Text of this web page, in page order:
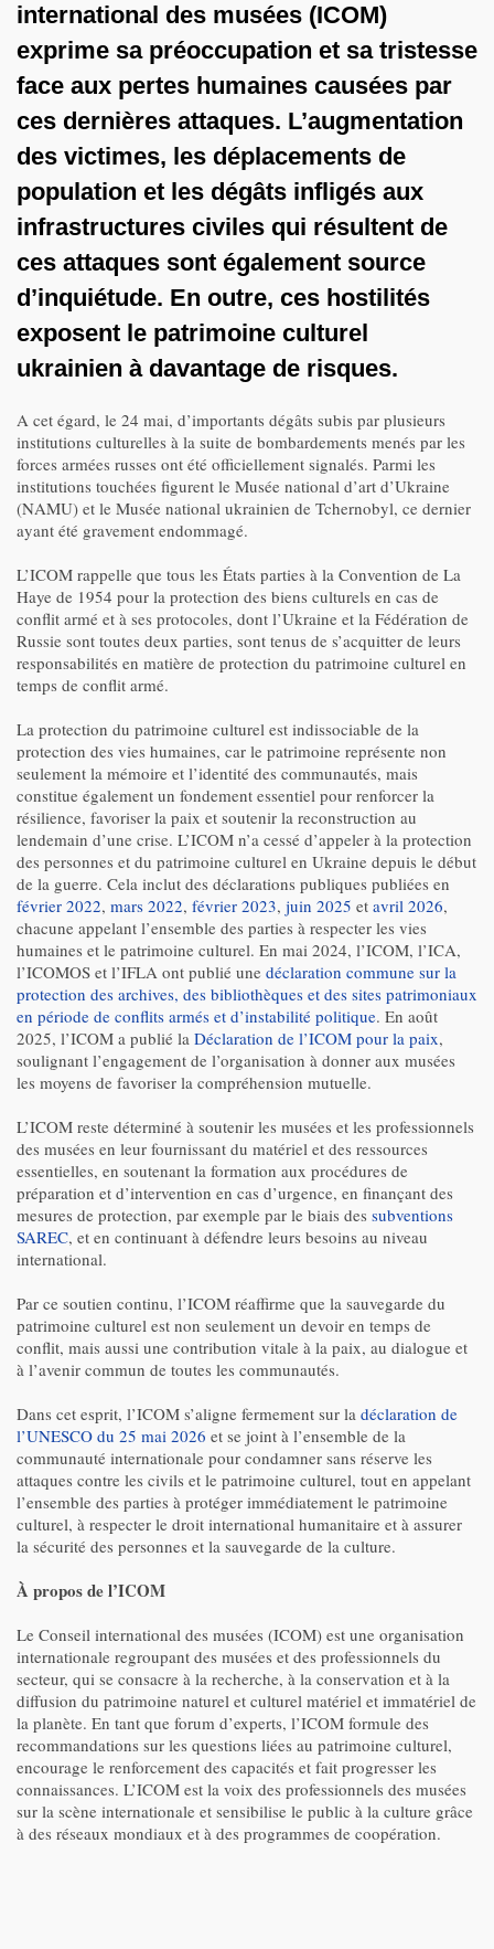
international des musées (ICOM)
exprime sa préoccupation et sa tristesse
face aux pertes humaines causées par
ces dernières attaques. L’augmentation
des victimes, les déplacements de
population et les dégâts infligés aux
infrastructures civiles qui résultent de
ces attaques sont également source
d’inquiétude. En outre, ces hostilités
exposent le patrimoine culturel
ukrainien à davantage de risques.
A cet égard, le 24 mai, d’importants dégâts subis par plusieurs
institutions culturelles à la suite de bombardements menés par les
forces armées russes ont été officiellement signalés. Parmi les
institutions touchées figurent le Musée national d’art d’Ukraine
(NAMU) et le Musée national ukrainien de Tchernobyl, ce dernier
ayant été gravement endommagé.
L’ICOM rappelle que tous les États parties à la Convention de La
Haye de 1954 pour la protection des biens culturels en cas de
conflit armé et à ses protocoles, dont l’Ukraine et la Fédération de
Russie sont toutes deux parties, sont tenus de s’acquitter de leurs
responsabilités en matière de protection du patrimoine culturel en
temps de conflit armé.
La protection du patrimoine culturel est indissociable de la
protection des vies humaines, car le patrimoine représente non
seulement la mémoire et l’identité des communautés, mais
constitue également un fondement essentiel pour renforcer la
résilience, favoriser la paix et soutenir la reconstruction au
lendemain d’une crise. L’ICOM n’a cessé d’appeler à la protection
des personnes et du patrimoine culturel en Ukraine depuis le début
de la guerre. Cela inclut des déclarations publiques publiées en
février 2022, mars 2022, février 2023, juin 2025 et avril 2026,
chacune appelant l’ensemble des parties à respecter les vies
humaines et le patrimoine culturel. En mai 2024, l’ICOM, l’ICA,
l’ICOMOS et l’IFLA ont publié une déclaration commune sur la
protection des archives, des bibliothèques et des sites patrimoniaux
en période de conflits armés et d’instabilité politique. En août
2025, l’ICOM a publié la Déclaration de l’ICOM pour la paix,
soulignant l’engagement de l’organisation à donner aux musées
les moyens de favoriser la compréhension mutuelle.
L’ICOM reste déterminé à soutenir les musées et les professionnels
des musées en leur fournissant du matériel et des ressources
essentielles, en soutenant la formation aux procédures de
préparation et d’intervention en cas d’urgence, en finançant des
mesures de protection, par exemple par le biais des subventions
SAREC, et en continuant à défendre leurs besoins au niveau
international.
Par ce soutien continu, l’ICOM réaffirme que la sauvegarde du
patrimoine culturel est non seulement un devoir en temps de
conflit, mais aussi une contribution vitale à la paix, au dialogue et
à l’avenir commun de toutes les communautés.
Dans cet esprit, l’ICOM s’aligne fermement sur la déclaration de
l’UNESCO du 25 mai 2026 et se joint à l’ensemble de la
communauté internationale pour condamner sans réserve les
attaques contre les civils et le patrimoine culturel, tout en appelant
l’ensemble des parties à protéger immédiatement le patrimoine
culturel, à respecter le droit international humanitaire et à assurer
la sécurité des personnes et la sauvegarde de la culture.
À propos de l’ICOM
Le Conseil international des musées (ICOM) est une organisation
internationale regroupant des musées et des professionnels du
secteur, qui se consacre à la recherche, à la conservation et à la
diffusion du patrimoine naturel et culturel matériel et immatériel de
la planète. En tant que forum d’experts, l’ICOM formule des
recommandations sur les questions liées au patrimoine culturel,
encourage le renforcement des capacités et fait progresser les
connaissances. L’ICOM est la voix des professionnels des musées
sur la scène internationale et sensibilise le public à la culture grâce
à des réseaux mondiaux et à des programmes de coopération.